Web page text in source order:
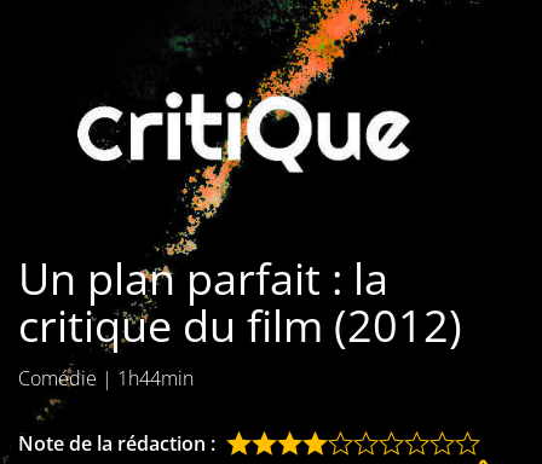
Les films par
Séries
Les films
interdits
Les Dossiers
Les disparus
Les acteurs
Les actrices
Un plan parfait : la
critique du film (2012)
Comédie | 1h44min
Note de la rédaction :